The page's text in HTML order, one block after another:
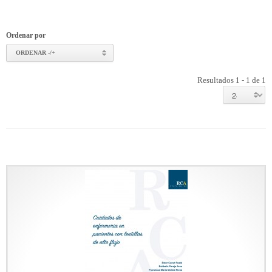
Ordenar por
ORDENAR -/+
Resultados 1 - 1 de 1